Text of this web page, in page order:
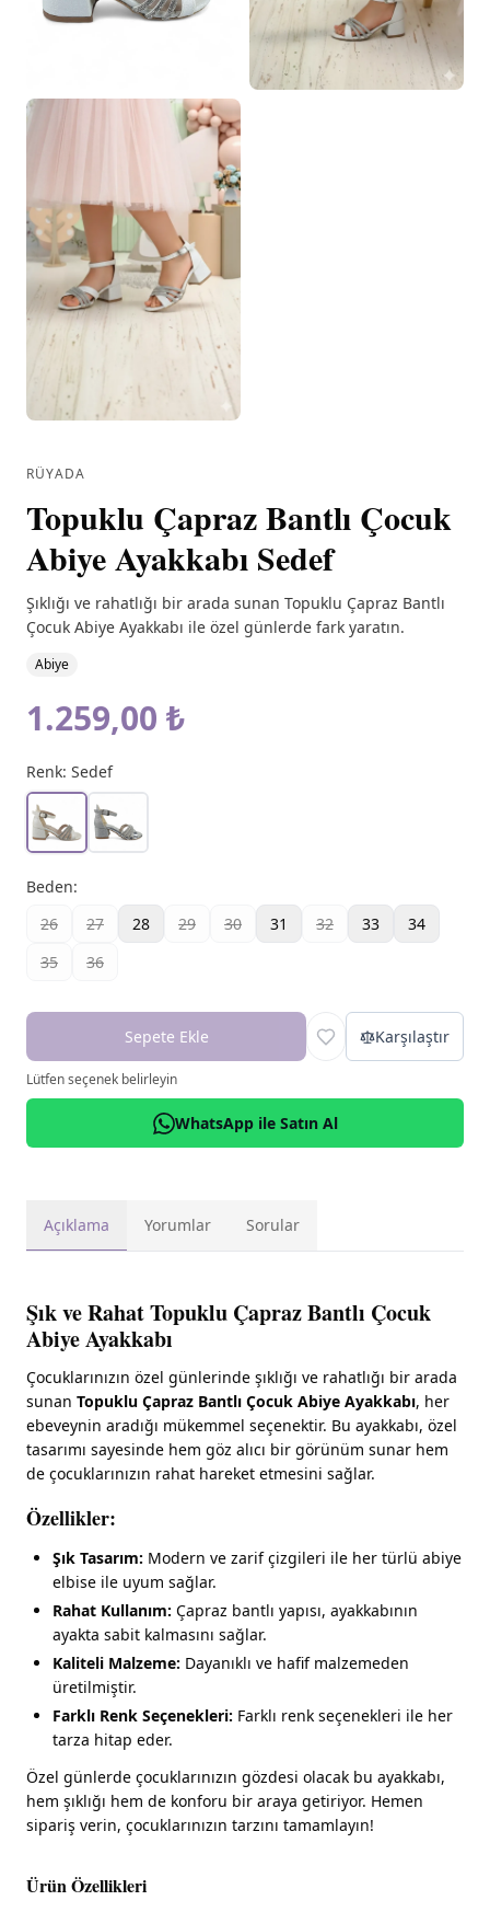
RÜYADA
Topuklu Çapraz Bantlı Çocuk
Abiye Ayakkabı Sedef
Şıklığı ve rahatlığı bir arada sunan Topuklu Çapraz Bantlı
Çocuk Abiye Ayakkabı ile özel günlerde fark yaratın.
Abiye
1.259,00 ₺
Renk: Sedef
Beden:
26
27 28 29 30 31 32 33
34
35
36
Sepete Ekle Karşılaştır
Lütfen seçenek belirleyin
WhatsApp ile Satın Al
Açıklama Yorumlar Sorular
Şık ve Rahat Topuklu Çapraz Bantlı Çocuk
Abiye Ayakkabı
Çocuklarınızın özel günlerinde şıklığı ve rahatlığı bir arada
sunan Topuklu Çapraz Bantlı Çocuk Abiye Ayakkabı, her
ebeveynin aradığı mükemmel seçenektir. Bu ayakkabı, özel
tasarımı sayesinde hem göz alıcı bir görünüm sunar hem
de çocuklarınızın rahat hareket etmesini sağlar.
Özellikler:
Şık Tasarım: Modern ve zarif çizgileri ile her türlü abiye
elbise ile uyum sağlar.
Rahat Kullanım: Çapraz bantlı yapısı, ayakkabının
ayakta sabit kalmasını sağlar.
Kaliteli Malzeme: Dayanıklı ve hafif malzemeden
üretilmiştir.
Farklı Renk Seçenekleri: Farklı renk seçenekleri ile her
tarza hitap eder.
Özel günlerde çocuklarınızın gözdesi olacak bu ayakkabı,
hem şıklığı hem de konforu bir araya getiriyor. Hemen
sipariş verin, çocuklarınızın tarzını tamamlayın!
Ürün Özellikleri